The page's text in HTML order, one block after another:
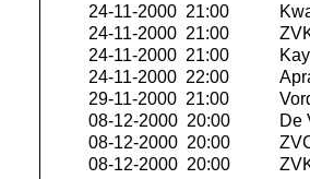
24-11-2000 21:00
24-11-2000 21:00
24-11-2000 21:00
24-11-2000 22:00
29-11-2000 21:00
08-12-2000 20:00
De
08-12-2000 20:00
08-12-2000 20:00